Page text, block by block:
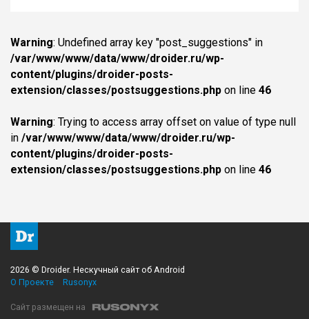
Warning: Undefined array key "post_suggestions" in
/var/www/www/data/www/droider.ru/wp-
content/plugins/droider-posts-
extension/classes/postsuggestions.php on line 46
Warning: Trying to access array offset on value of type null
in /var/www/www/data/www/droider.ru/wp-
content/plugins/droider-posts-
extension/classes/postsuggestions.php on line 46
2026 © Droider. Нескучный сайт об Android
О Проекте
Rusonyx
Сайт размещен на